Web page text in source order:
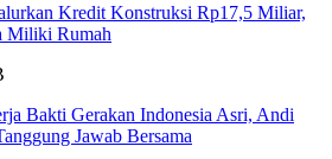
Kredit Konstruksi Rp17,5 Miliar,
Miliki Rumah
Bakti Gerakan Indonesia Asri, Andi
Jawab Bersama